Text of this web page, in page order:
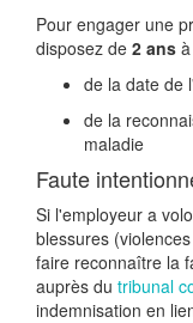
Pour engager une
disposez de 2 ans
de la date de
de la
maladie
Faute
Si l'employeur a
blessures
faire reconnaître la
auprès du tribunal
indemnisation en